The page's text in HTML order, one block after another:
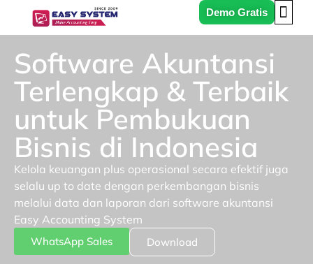
Demo Gratis
Software Akuntansi
Terlengkap & Terbaik
untuk Pembukuan
Bisnis di Indonesia
Kelola keuangan plus operasional secara efektif juga
selalu up to date dengan perkembangan bisnis
melalui data dan laporan dari software akuntansi
Easy Accounting System
WhatsApp Sales Download